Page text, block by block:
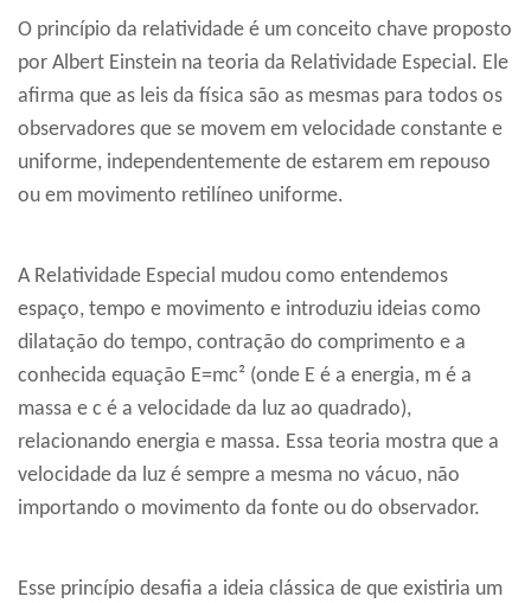
O princípio da relatividade é um conceito chave proposto
por Albert Einstein na teoria da Relatividade Especial. Ele
afirma que as leis da física são as mesmas para todos os
observadores que se movem em velocidade constante e
uniforme, independentemente de estarem em repouso
ou em movimento retilíneo uniforme.
A Relatividade Especial mudou como entendemos
espaço, tempo e movimento e introduziu ideias como
dilatação do tempo, contração do comprimento e a
conhecida equação E=mc² (onde E é a energia, m é a
massa e c é a velocidade da luz ao quadrado),
relacionando energia e massa. Essa teoria mostra que a
velocidade da luz é sempre a mesma no vácuo, não
importando o movimento da fonte ou do observador.
Esse princípio desafia a ideia clássica de que existiria um